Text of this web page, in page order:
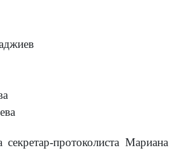
протоколиста Мариана